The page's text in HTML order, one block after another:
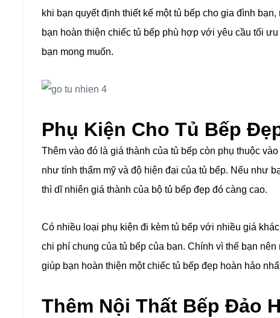
khi bạn quyết định thiết kế một tủ bếp cho gia đình
bạn hoàn thiện chiếc tủ bếp phù hợp với yêu cầu tối
bạn mong muốn.
Phụ Kiện Cho Tủ Bếp
Thêm vào đó là giá thành của tủ bếp còn phụ thuộc
như tính thẩm mỹ và độ hiện đại của tủ bếp. Nếu như
thì dĩ nhiên giá thành của bộ tủ bếp đẹp đó càng cao.
Có nhiều loại phụ kiện đi kèm tủ bếp với nhiều giá
chi phí chung của tủ bếp của bạn. Chính vì thế bạn
giúp bạn hoàn thiện một chiếc tủ bếp đẹp hoàn hảo
Thêm Nội Thất Bếp Đảo